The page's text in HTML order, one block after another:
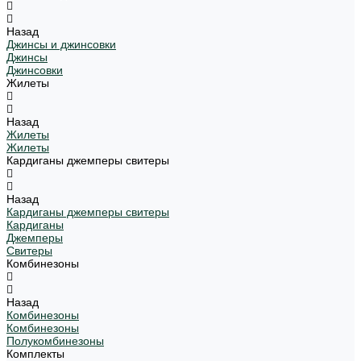
Назад
Джинсы и джинсовки
Джинсы
Джинсовки
Жилеты
Назад
Жилеты
Жилеты
Кардиганы джемперы свитеры
Назад
Кардиганы джемперы свитеры
Кардиганы
Джемперы
Свитеры
Комбинезоны
Назад
Комбинезоны
Комбинезоны
Полукомбинезоны
Комплекты